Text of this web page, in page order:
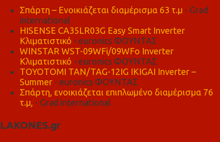
Σπάρτη – Ενοικιάζεται διαμέρισμα 63 τ.μ - Grad
international
HISENSE CA35LR03G Easy Smart Inverter
Κλιματιστικό - euronics ΦΟΥΝΤΑΣ
WINSTAR WST-09WFi/09WFo Inverter
Κλιματιστικό - euronics ΦΟΥΝΤΑΣ
TOYOTOMI TAN/TAG-12IG IKIGAI Inverter –
Summer - euronics ΦΟΥΝΤΑΣ
Σπάρτη, ενοικιάζεται επιπλωμένο διαμέρισμα 76
τ.μ, - Grad international
LAKONES.gr